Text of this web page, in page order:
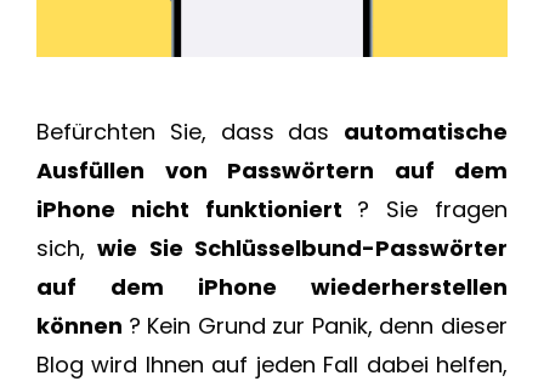
Befürchten Sie, dass das automatische
Ausfüllen von Passwörtern auf dem
iPhone nicht funktioniert ? Sie fragen
sich,wie Sie Schlüsselbund-Passwörter
auf dem iPhone wiederherstellen
können ? Kein Grund zur Panik, denn dieser
Blog wird Ihnen auf jeden Fall dabei helfen,